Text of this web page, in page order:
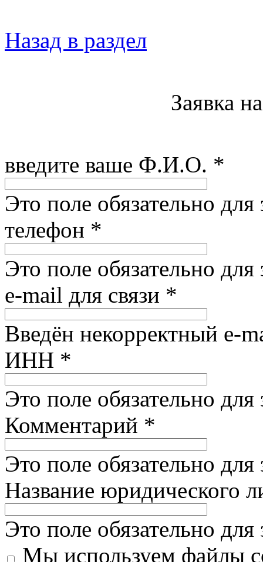
Назад в раздел
Заявка
введите ваше Ф.И.О. *
Это поле обязательно для
телефон *
Это поле обязательно для
e-mail для связи *
Введён некорректный e-
ИНН *
Это поле обязательно для
Комментарий *
Это поле обязательно для
Название юридического
Это поле обязательно для
Мы используем файлы